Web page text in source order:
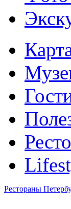
Рестораны